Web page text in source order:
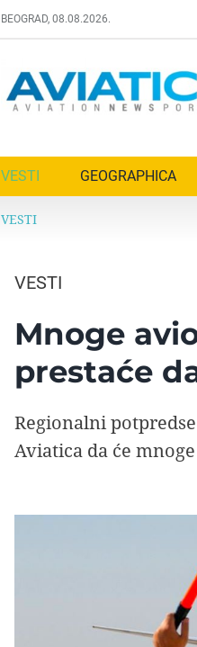
BEOGRAD, 08.08.2026.
VESTI GEOGRAPHICA
VESTI
VESTI
Mnoge
prestaće
Regionalni
Aviatica da će